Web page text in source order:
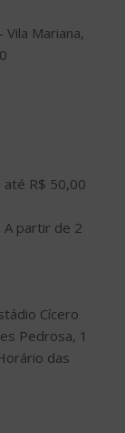
Vila Mariana,
R$ 50,00
A partir de 2
Cícero
Pedrosa, 1
das